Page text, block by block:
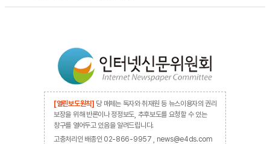
[열린보도원칙] 당 매체는 독자와 취재원 등 뉴스이용자의 권리
보장을 위해 반론이나 정정보도, 추후보도를 요청할 수 있는
창구를 열어두고 있음을 알려드립니다.
고충처리인 배종인 02-866-9957 , news@e4ds.com